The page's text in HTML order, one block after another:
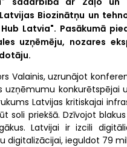
Biozinātņu un
Latvia". Pasākumā
uzņēmēju, nozares
Valainis, uzrunājot
uzņēmumu konkurētspējai
Latvijas kritiskajai
soli priekšā. Dzīvojot
Latvijai ir izcili
digitalizācijai, ieguldot 79